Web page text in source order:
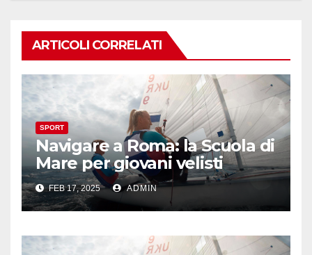
ARTICOLI CORRELATI
SPORT
Navigare a Roma: la Scuola di
Mare per giovani velisti
FEB 17, 2025 ADMIN